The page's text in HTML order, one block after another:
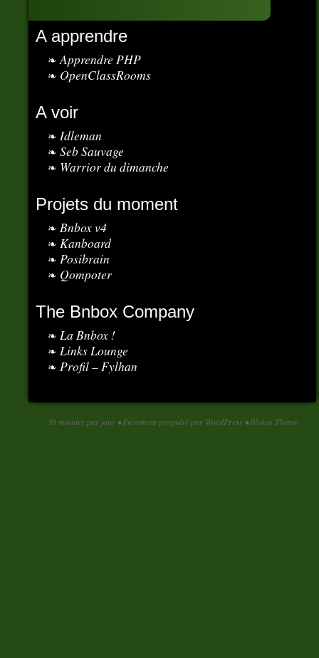
A apprendre
Apprendre PHP
OpenClassRooms
A voir
Idleman
Seb Sauvage
Warrior du dimanche
Projets du moment
Bnbox v4
Kanboard
Posibrain
Qompoter
The Bnbox Company
La Bnbox !
Links Lounge
Profil – Fylhan
30 minutes par jour •Fièrement propulsé par WordPress •Blokus Theme